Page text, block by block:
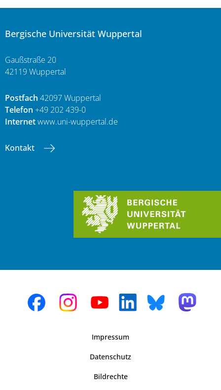
Bergische Universität Wuppertal
Gaußstraße 20
42119 Wuppertal
Postfach 42097 Wuppertal
Telefon +49 202 439-0
Internetwww.uni-wuppertal.de
Kontakt
Impressum
Datenschutz
Bildrechte